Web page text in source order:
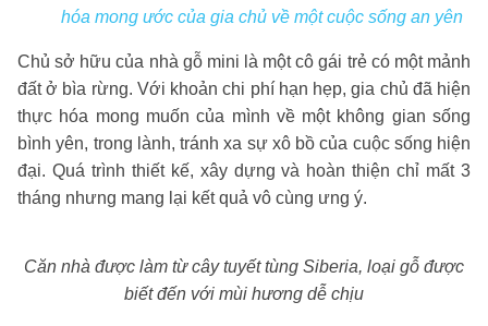
hóa mong ước của gia chủ về một cuộc sống an yên
Chủ sở hữu của nhà gỗ mini là một cô gái trẻ có một mảnh
đất ở bìa rừng. Với khoản chi phí hạn hẹp, gia chủ đã hiện
thực hóa mong muốn của mình về một không gian sống
bình yên, trong lành, tránh xa sự xô bồ của cuộc sống hiện
đại. Quá trình thiết kế, xây dựng và hoàn thiện chỉ mất 3
tháng nhưng mang lại kết quả vô cùng ưng ý.
Căn nhà được làm từ cây tuyết tùng Siberia, loại gỗ được
biết đến với mùi hương dễ chịu